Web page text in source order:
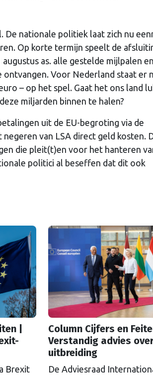
De nationale politiek laat zich nu
Op korte termijn speelt de
as. alle gestelde mijlpalen en
Voor Nederland staat er
– op het spel. Gaat het ons land
miljarden binnen te halen?
uit de EU-begroting via de
van LSA direct geld kosten.
die pleit(t)en voor het hanteren
politici al beseffen dat dit ook
|
Brexit
Column Cijfers en
Verstandig advies
uitbreiding
De Adviesraad